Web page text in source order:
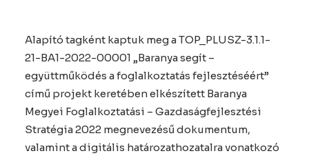
Alapító tagként kaptuk meg a TOP_PLUSZ-3.1.1-
21-BA1-2022-00001 „Baranya segít –
együttműködés a foglalkoztatás fejlesztéséért”
című projekt keretében elkészített Baranya
Megyei Foglalkoztatási – Gazdaságfejlesztési
Stratégia 2022 megnevezésű dokumentum,
valamint a digitális határozathozatalra vonatkozó